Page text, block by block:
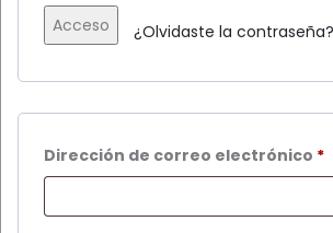
Acceso ¿Olvidaste la contraseña?
Dirección de correo electrónico *